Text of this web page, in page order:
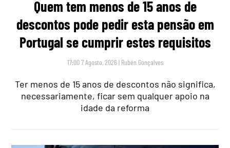
Quem tem menos de 15 anos de
descontos pode pedir esta pensão em
Portugal se cumprir estes requisitos
17:00 7 Agosto, 2026 | Rubén Gonçalves
Ter menos de 15 anos de descontos não significa,
necessariamente, ficar sem qualquer apoio na
idade da reforma